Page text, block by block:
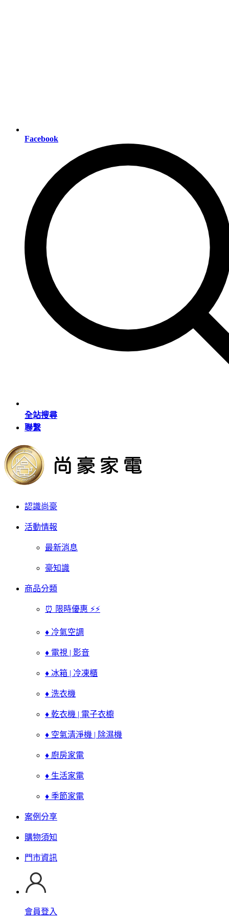
Facebook
全站搜尋
聯繫
認識尚豪
活動情報
最新消息
豪知識
商品分類
⏰ 限時優惠 ⚡⚡
♦ 冷氣空調
♦ 電視 | 影音
♦ 冰箱 | 冷凍櫃
♦ 洗衣機
♦ 乾衣機 | 電子衣櫥
♦ 空氣清淨機 | 除濕機
♦ 廚房家電
♦ 生活家電
♦ 季節家電
案例分享
購物須知
門市資訊
會員登入